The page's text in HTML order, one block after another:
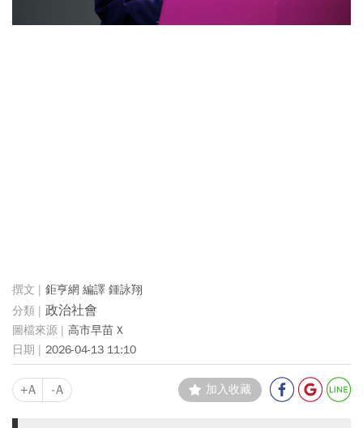
鉅亨網 編譯 鍾詠翔
政治社會
高市早苗 X
2026-04-13 11:10
+A -A 加入收藏